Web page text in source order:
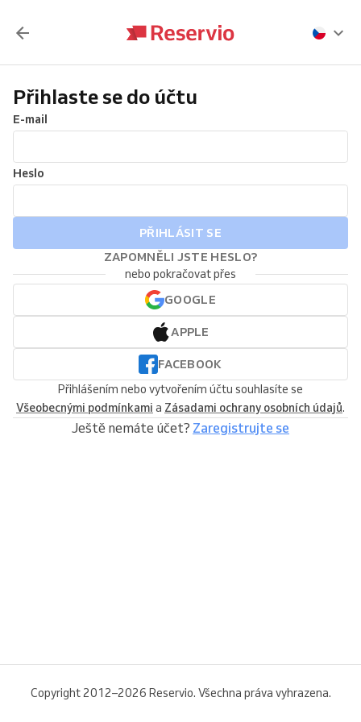
Přihlaste se do účtu
E-mail
Heslo
PŘIHLÁSIT SE
ZAPOMNĚLI JSTE HESLO?
nebo pokračovat přes
GOOGLE
APPLE
FACEBOOK
Přihlášením nebo vytvořením účtu souhlasíte se
Všeobecnými podmínkami a Zásadami ochrany osobních údajů.
Ještě nemáte účet? Zaregistrujte se
Copyright 2012–2026 Reservio. Všechna práva vyhrazena.